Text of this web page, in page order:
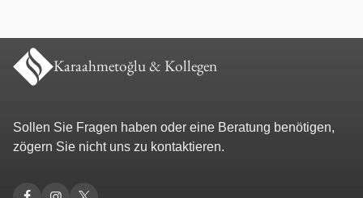
Verkehrsrecht
Werkstatt- und Werkvertragsrecht
Karaahmetoğlu & Kollegen
Sollen Sie Fragen haben oder eine Beratung benötigen,
zögern Sie nicht uns zu kontaktieren.